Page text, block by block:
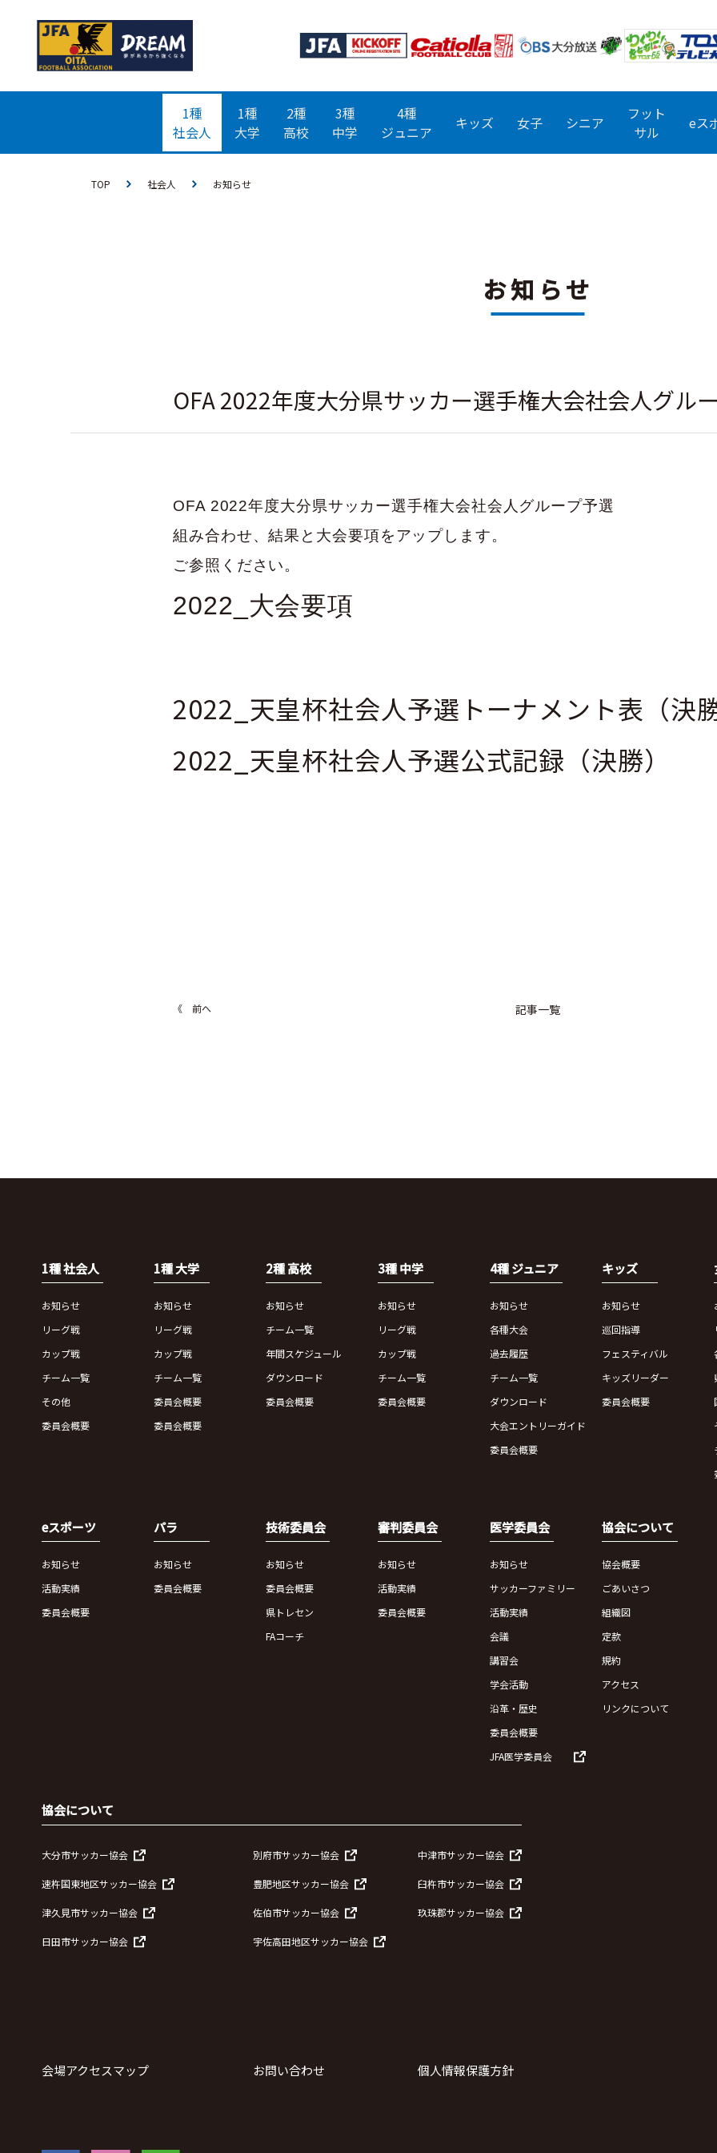
1種
社会人
1種
大学
2種
高校
3種
中学
4種
ジュニア
キッズ 女子 シニア
フット
サル
eス
TOP 社会人 お知らせ
お知らせ
OFA 2022年度大分県サッカー選手権大会社会人グ
OFA 2022年度大分県サッカー選手権大会社会人グループ予選
組み合わせ、結果と大会要項をアップします。
ご参照ください。
2022_大会要項
2022_天皇杯社会人予選トーナメント表（決
2022_天皇杯社会人予選公式記録（決勝）
《 前へ 記事一覧
1種 社会人
お知らせ
リーグ戦
カップ戦
チーム一覧
その他
委員会概要
1種 大学
お知らせ
リーグ戦
カップ戦
チーム一覧
委員会概要
委員会概要
2種 高校
お知らせ
チーム一覧
年間スケジュール
ダウンロード
委員会概要
3種 中学
お知らせ
リーグ戦
カップ戦
チーム一覧
委員会概要
4種 ジュニア
お知らせ
各種大会
過去履歴
チーム一覧
ダウンロード
大会エントリーガイド
委員会概要
キッズ
お知らせ
巡回指導
フェスティバル
キッズリーダー
委員会概要
eスポーツ
お知らせ
活動実績
委員会概要
パラ
お知らせ
委員会概要
技術委員会
お知らせ
委員会概要
県トレセン
FAコーチ
審判委員会
お知らせ
活動実績
委員会概要
医学委員会
お知らせ
サッカーファミリー
活動実績
会議
講習会
学会活動
沿革・歴史
委員会概要
JFA医学委員会
協会について
協会概要
ごあいさつ
組織図
定款
規約
アクセス
リンクについて
協会について
大分市サッカー協会 別府市サッカー協会 中津市サッカー協会
速杵国東地区サッカー協会 豊肥地区サッカー協会 臼杵市サッカー協会
津久見市サッカー協会 佐伯市サッカー協会 玖珠郡サッカー協会
日田市サッカー協会 宇佐高田地区サッカー協会
会場アクセスマップ お問い合わせ 個人情報保護方針